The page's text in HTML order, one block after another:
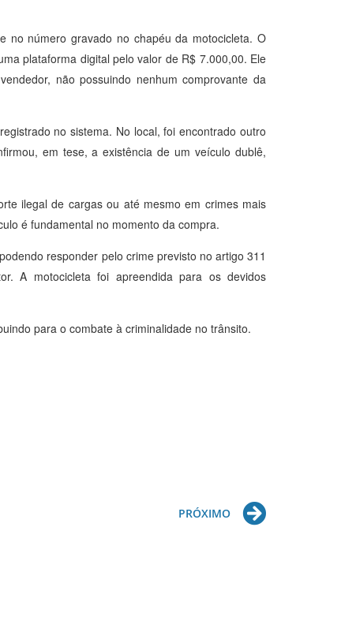
no número gravado no chapéu da motocicleta. O
plataforma digital pelo valor de R$ 7.000,00. Ele
não possuindo nenhum comprovante da
no sistema. No local, foi encontrado outro
em tese, a existência de um veículo dublê,
ilegal de cargas ou até mesmo em crimes mais
é fundamental no momento da compra.
responder pelo crime previsto no artigo 311
A motocicleta foi apreendida para os devidos
para o combate à criminalidade no trânsito.
PRÓXIMO Next